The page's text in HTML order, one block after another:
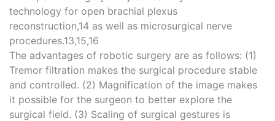
technology for open brachial plexus
reconstruction,14 as well as microsurgical nerve
procedures.13,15,16
The advantages of robotic surgery are as follows: (1)
Tremor filtration makes the surgical procedure stable
and controlled. (2) Magnification of the image makes
it possible for the surgeon to better explore the
surgical field. (3) Scaling of surgical gestures is